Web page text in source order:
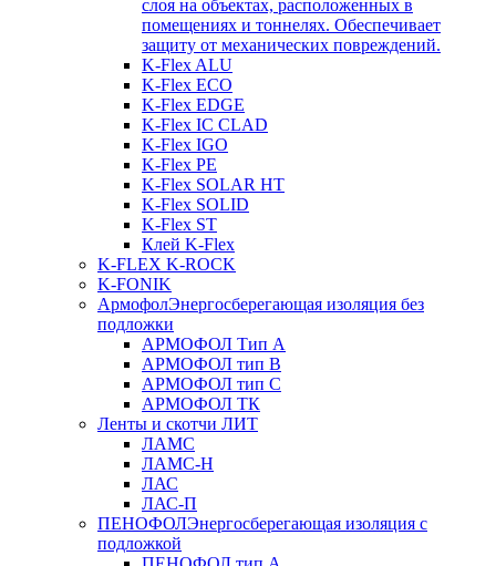
слоя на объектах, расположенных в
помещениях и тоннелях. Обеспечивает
защиту от механических повреждений.
K-Flex ALU
K-Flex ECO
K-Flex EDGE
K-Flex IC CLAD
K-Flex IGO
K-Flex PE
K-Flex SOLAR HT
K-Flex SOLID
K-Flex ST
Клей K-Flex
K-FLEX K-ROCK
K-FONIK
АрмофолЭнергосберегающая изоляция без
подложки
АРМОФОЛ Тип А
АРМОФОЛ тип В
АРМОФОЛ тип C
АРМОФОЛ ТК
Ленты и скотчи ЛИТ
ЛАМС
ЛАМС-Н
ЛАС
ЛАС-П
ПЕНОФОЛЭнергосберегающая изоляция с
подложкой